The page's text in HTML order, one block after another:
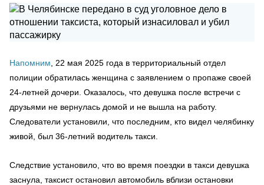
Напомним , 22 мая 2025 года в территориальный отдел
полиции обратилась женщина с заявлением о пропаже своей
24-летней дочери. Оказалось, что девушка после встречи с
друзьями не вернулась домой и не вышла на работу.
Следователи установили, что последним, кто видел челябинку
живой, был 36-летний водитель такси.
Следствие установило, что во время поездки в такси девушка
заснула, таксист остановил автомобиль вблизи остановки